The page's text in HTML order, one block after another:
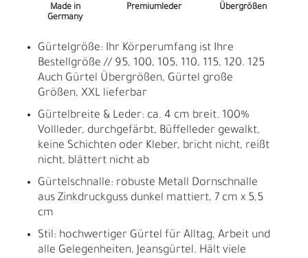
Made in
Germany
Premiumleder Übergrößen
Gürtelgröße: Ihr Körperumfang ist Ihre
Bestellgröße // 95, 100, 105, 110, 115, 120. 125
Auch Gürtel Übergrößen, Gürtel große
Größen, XXL lieferbar
Gürtelbreite & Leder: ca. 4 cm breit. 100%
Vollleder, durchgefärbt, Büffelleder gewalkt,
keine Schichten oder Kleber, bricht nicht, reißt
nicht, blättert nicht ab
Gürtelschnalle: robuste Metall Dornschnalle
aus Zinkdruckguss dunkel mattiert, 7 cm x 5,5
cm
Stil: hochwertiger Gürtel für Alltag, Arbeit und
alle Gelegenheiten, Jeansgürtel. Hält viele